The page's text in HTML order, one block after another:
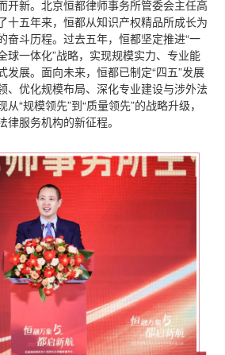
开新。北京恒都律师事务所管委会主任高
十五年来，恒都从知识产权精品所成长为
奋斗历程。过去五年，恒都坚定推进“一
球一体化”战略，实现规模实力、专业能
发展。面向未来，恒都已制定“四五”发展
、优化规模布局、深化专业建设与涉外法
“规模领先”到“质量领先”的战略升级，
服务机构的新征程。